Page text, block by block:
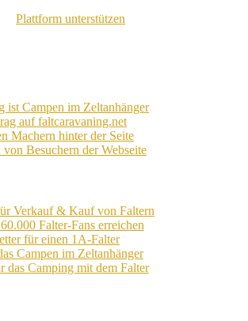
Plattform unterstützen
ist Campen im Zeltanhänger
auf faltcaravaning.net
Machern hinter der Seite
von Besuchern der Webseite
Verkauf & Kauf von Faltern
Falter-Fans erreichen
für einen 1A-Falter
Campen im Zeltanhänger
das Camping mit dem Falter